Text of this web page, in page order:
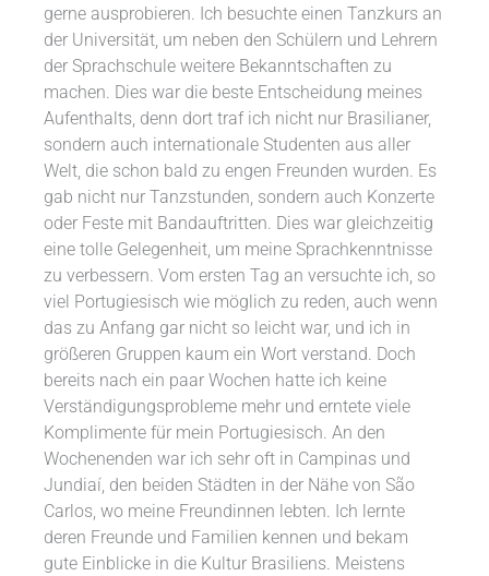
gerne ausprobieren. Ich besuchte einen Tanzkurs an
der Universität, um neben den Schülern und Lehrern
der Sprachschule weitere Bekanntschaften zu
machen. Dies war die beste Entscheidung meines
Aufenthalts, denn dort traf ich nicht nur Brasilianer,
sondern auch internationale Studenten aus aller
Welt, die schon bald zu engen Freunden wurden. Es
gab nicht nur Tanzstunden, sondern auch Konzerte
oder Feste mit Bandauftritten. Dies war gleichzeitig
eine tolle Gelegenheit, um meine Sprachkenntnisse
zu verbessern. Vom ersten Tag an versuchte ich, so
viel Portugiesisch wie möglich zu reden, auch wenn
das zu Anfang gar nicht so leicht war, und ich in
größeren Gruppen kaum ein Wort verstand. Doch
bereits nach ein paar Wochen hatte ich keine
Verständigungsprobleme mehr und erntete viele
Komplimente für mein Portugiesisch. An den
Wochenenden war ich sehr oft in Campinas und
Jundiaí, den beiden Städten in der Nähe von São
Carlos, wo meine Freundinnen lebten. Ich lernte
deren Freunde und Familien kennen und bekam
gute Einblicke in die Kultur Brasiliens. Meistens